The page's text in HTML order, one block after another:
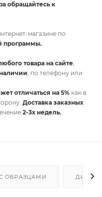
обращайтесь к
магазине по
программы.
товара на сайте,
, по телефону или
отличаться на 5% как в
Доставка заказных
2-3х недель.
ОБРАЗЦАМИ